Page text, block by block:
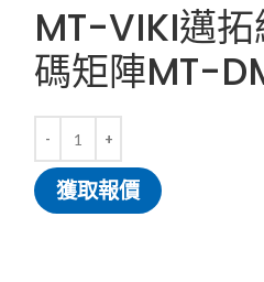
MT-VIKI邁
碼矩陣MT-
獲取報價